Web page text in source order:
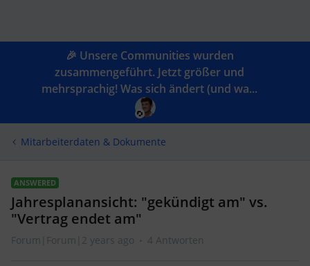
🎉 Unsere Communities wurden
zusammengeführt. Jetzt größer und
mehrsprachig! Was sich ändert (und wa...
Mitarbeiterdaten & Dokumente
ANSWERED
Jahresplanansicht: "gekündigt am" vs.
"Vertrag endet am"
Forum|Forum|2 years ago 4 Antworten